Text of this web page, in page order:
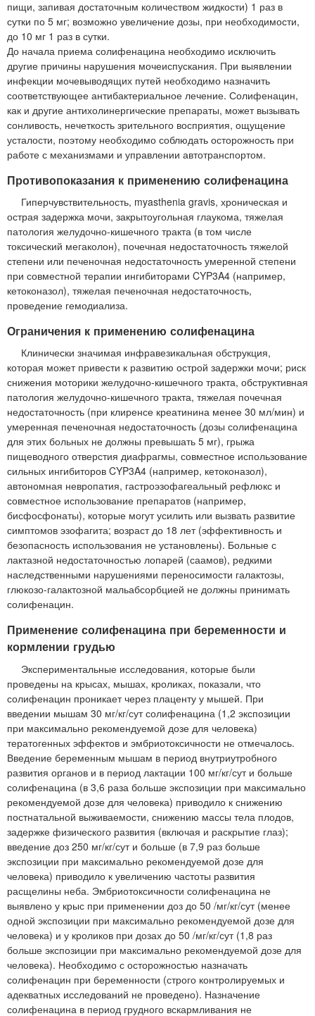
пищи, запивая достаточным количеством жидкости) 1 раз в
сутки по 5 мг; возможно увеличение дозы, при необходимости,
до 10 мг 1 раз в сутки.
До начала приема солифенацина необходимо исключить
другие причины нарушения мочеиспускания. При выявлении
инфекции мочевыводящих путей необходимо назначить
соответствующее антибактериальное лечение. Солифенацин,
как и другие антихолинергические препараты, может вызывать
сонливость, нечеткость зрительного восприятия, ощущение
усталости, поэтому необходимо соблюдать осторожность при
работе с механизмами и управлении автотранспортом.
Противопоказания к применению солифенацина
Гиперчувствительность, myasthenia gravis, хроническая и
острая задержка мочи, закрытоугольная глаукома, тяжелая
патология желудочно-кишечного тракта (в том числе
токсический мегаколон), почечная недостаточность тяжелой
степени или печеночная недостаточность умеренной степени
при совместной терапии ингибиторами CYP3A4 (например,
кетоконазол), тяжелая печеночная недостаточность,
проведение гемодиализа.
Ограничения к применению солифенацина
Клинически значимая инфравезикальная обструкция,
которая может привести к развитию острой задержки мочи; риск
снижения моторики желудочно-кишечного тракта, обструктивная
патология желудочно-кишечного тракта, тяжелая почечная
недостаточность (при клиренсе креатинина менее 30 мл/мин) и
умеренная печеночная недостаточность (дозы солифенацина
для этих больных не должны превышать 5 мг), грыжа
пищеводного отверстия диафрагмы, совместное использование
сильных ингибиторов CYP3A4 (например, кетоконазол),
автономная невропатия, гастроэзофагеальный рефлюкс и
совместное использование препаратов (например,
бисфосфонаты), которые могут усилить или вызвать развитие
симптомов эзофагита; возраст до 18 лет (эффективность и
безопасность использования не установлены). Больные с
лактазной недостаточностью лопарей (саамов), редкими
наследственными нарушениями переносимости галактозы,
глюкозо-галактозной мальабсорбцией не должны принимать
солифенацин.
Применение солифенацина при беременности и
кормлении грудью
Экспериментальные исследования, которые были
проведены на крысах, мышах, кроликах, показали, что
солифенацин проникает через плаценту у мышей. При
введении мышам 30 мг/кг/сут солифенацина (1,2 экспозиции
при максимально рекомендуемой дозе для человека)
тератогенных эффектов и эмбриотоксичности не отмечалось.
Введение беременным мышам в период внутриутробного
развития органов и в период лактации 100 мг/кг/сут и больше
солифенацина (в 3,6 раза больше экспозиции при максимально
рекомендуемой дозе для человека) приводило к снижению
постнатальной выживаемости, снижению массы тела плодов,
задержке физического развития (включая и раскрытие глаз);
введение доз 250 мг/кг/сут и больше (в 7,9 раз больше
экспозиции при максимально рекомендуемой дозе для
человека) приводило к увеличению частоты развития
расщелины неба. Эмбриотоксичности солифенацина не
выявлено у крыс при применении доз до 50 /мг/кг/сут (менее
одной экспозиции при максимально рекомендуемой дозе для
человека) и у кроликов при дозах до 50 /мг/кг/сут (1,8 раз
больше экспозиции при максимально рекомендуемой дозе для
человека). Необходимо с осторожностью назначать
солифенацин при беременности (строго контролируемых и
адекватных исследований не проведено). Назначение
солифенацина в период грудного вскармливания не